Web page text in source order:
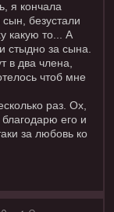
я кончала
безустали
какую то... А
стыдно за сына.
в два члена,
чтоб мне
раз. Ох,
его и
за любовь ко